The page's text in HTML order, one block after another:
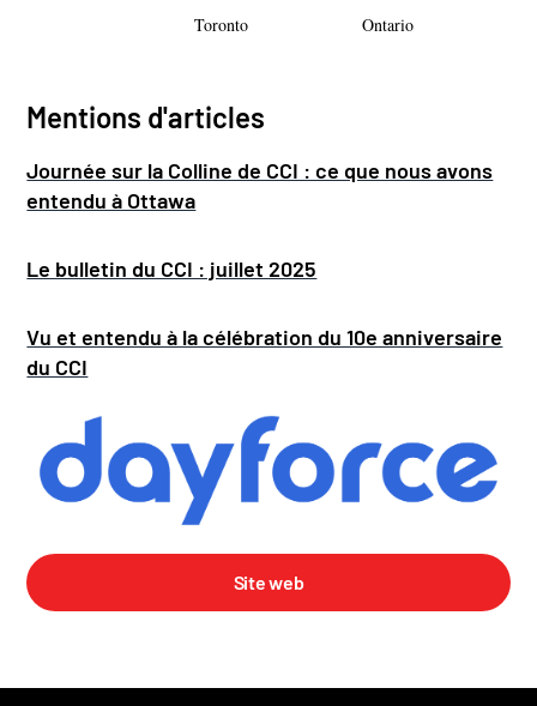
Site web
Toronto Ontario
Mentions d'articles
Journée sur la Colline de CCI : ce que nous avons
entendu à Ottawa
Le bulletin du CCI : juillet 2025
Vu et entendu à la célébration du 10e anniversaire
du CCI